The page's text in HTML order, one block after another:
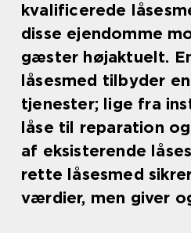
kvalificerede
disse ejendomme
gæster højaktuelt.
låsesmed tilbyder
tjenester; lige fra
låse til reparation
af eksisterende
rette låsesmed
værdier, men giver